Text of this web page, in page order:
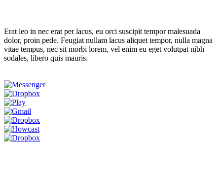
Erat leo in nec erat per lacus, eu orci suscipit tempor malesuada
dolor, proin pede. Feugiat nullam lacus aliquet tempor, nulla magna
vitae tempus, nec sit morbi lorem, vel enim eu eget volutpat nibh
sodales, libero quis mauris.